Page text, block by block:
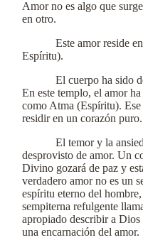
Amor no es algo que
en otro.
Este amor reside
Espíritu).
El cuerpo ha sido
En este templo, el amor
como Atma (Espíritu).
residir en un corazón puro.
El temor y la
desprovisto de amor. Un
Divino gozará de paz y
verdadero amor no es un
espíritu eterno del
sempiterna refulgente
apropiado describir a
una encarnación del amor.